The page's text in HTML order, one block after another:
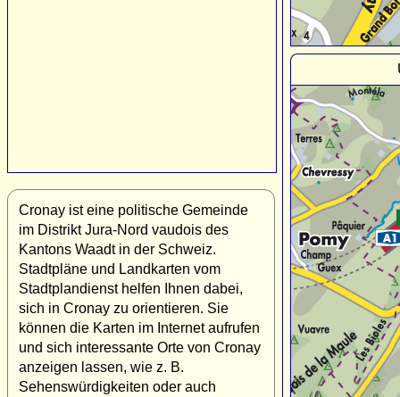
Cronay ist eine politische Gemeinde
im Distrikt Jura-Nord vaudois des
Kantons Waadt in der Schweiz.
Stadtpläne und Landkarten vom
Stadtplandienst helfen Ihnen dabei,
sich in Cronay zu orientieren. Sie
können die Karten im Internet aufrufen
und sich interessante Orte von Cronay
anzeigen lassen, wie z. B.
Sehenswürdigkeiten oder auch